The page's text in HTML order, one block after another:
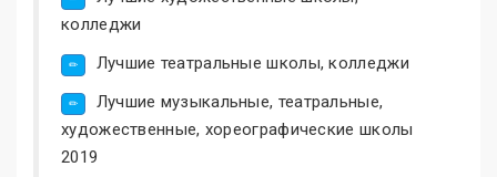
колледжи
Лучшие театральные школы, колледжи
Лучшие музыкальные, театральные,
художественные, хореографические школы
2019